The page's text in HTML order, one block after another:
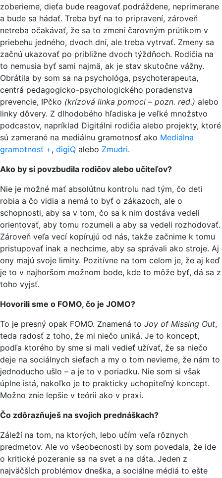
zoberieme, dieťa bude reagovať podráždene, neprimerane
a bude sa hádať. Treba byť na to pripravení, zároveň
netreba očakávať, že sa to zmení čarovným prútikom v
priebehu jedného, dvoch dní, ale treba vytrvať. Zmeny sa
začnú ukazovať po približne dvoch týždňoch. Rodičia na
to nemusia byť sami najmä, ak je stav skutočne vážny.
Obrátila by som sa na psychológa, psychoterapeuta,
centrá pedagogicko-psychologického poradenstva
prevencie, IPčko (krízová linka pomoci – pozn. red.) alebo
linky dôvery. Z dlhodobého hľadiska je veľké množstvo
podcastov, napríklad Digitálni rodičia alebo projekty, ktoré
sú zamerané na mediálnu gramotnosť ako Mediálna
gramotnosť +, digiQ alebo Zmudri.
Ako by si povzbudila rodičov alebo učiteľov?
Nie je možné mať absolútnu kontrolu nad tým, čo deti
robia a čo vidia a nemá to byť o zákazoch, ale o
schopnosti, aby sa v tom, čo sa k nim dostáva vedeli
orientovať, aby tomu rozumeli a aby sa vedeli rozhodovať.
Zároveň veľa vecí kopírujú od nás, takže začnime k tomu
pristupovať inak a nechcime, aby sa správali ako stroje. Aj
ony majú svoje limity. Pozitívne na tom celom je, že aj keď
je to v najhoršom možnom bode, kde to môže byť, dá sa z
toho vyjsť.
Hovorili sme o FOMO, čo je JOMO?
To je presný opak FOMO. Znamená to Joy of Missing Out,
teda radosť z toho, že mi niečo uniká. Je to koncept,
podľa ktorého by sme si mali vedieť užívať, že sa niečo
deje na sociálnych sieťach a my o tom nevieme, že nám to
jednoducho ušlo – a je to v poriadku. Nie som si však
úplne istá, nakoľko je to prakticky uchopiteľný koncept.
Možno znie lepšie v teórii ako v praxi.
Čo zdôrazňuješ na svojich prednáškach?
Záleží na tom, na ktorých, lebo učím veľa rôznych
predmetov. Ale vo všeobecnosti by som povedala, že ide
o kritické pozeranie sa na svet a na dáta. Jeden z
najväčších problémov dneška, a sociálne médiá to ešte